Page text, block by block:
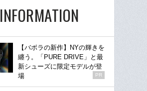
INFORMATION
【バボラの新作】NYの輝きを
纏う。「PURE DRIVE」と最
新シューズに限定モデルが登
場
PR